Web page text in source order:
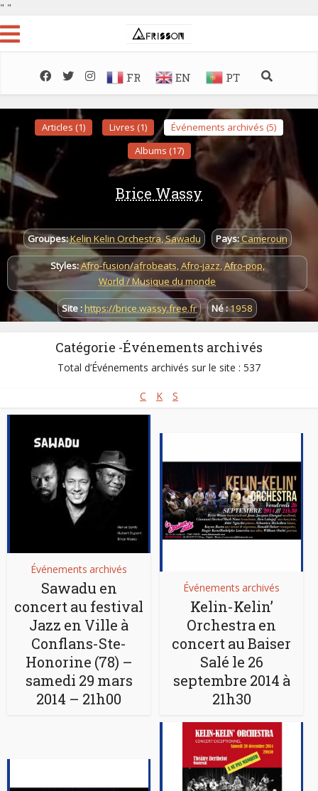
" "
FR EN PT
Articles (1) Livres (1)
Événements archivés (5)
Albums (17)
Brice Wassy
Groupes:Kelin Kelin Orchestra,Sawadu Pays:Cameroun
Styles:Afro-fusion/afrobeats,Afro-jazz,Afro-pop,
World / Musique du monde
Site :https://brice.wassy.free.fr Né :1958
Catégorie -Événements archivés
Total d’Événements archivés sur le site : 537
C K S
Événements archivés
Sawadu en
concert au festival
Jazz en Ville à
Conflans-Ste-
Honorine (78) –
samedi 29 mars
2014 – 21h00
Événements archivés
Kelin-Kelin’
Orchestra en
concert au Baiser
Salé le 26
septembre 2014 à
21h30